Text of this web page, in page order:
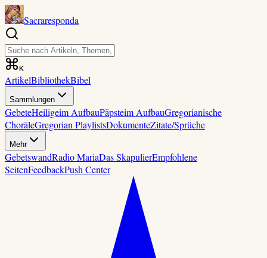
Sacraresponda
K
ArtikelBibliothekBibel
Sammlungen
GebeteHeiligeim AufbauPäpsteim AufbauGregorianische
ChoräleGregorian PlaylistsDokumenteZitate/Sprüche
Mehr
GebetswandRadio MariaDas SkapulierEmpfohlene
SeitenFeedbackPush Center